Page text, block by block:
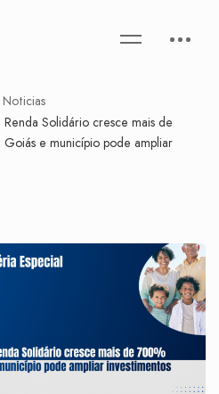
Noticias
Solidário cresce mais de
e município pode ampliar